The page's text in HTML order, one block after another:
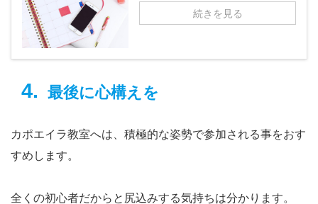
続きを見る
最後に心構えを
カポエイラ教室へは、積極的な姿勢で参加される事をおす
すめします。
全くの初心者だからと尻込みする気持ちは分かります。